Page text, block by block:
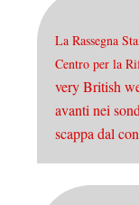
La Rassegna
Centro per la
very British
avanti nei
scappa dal